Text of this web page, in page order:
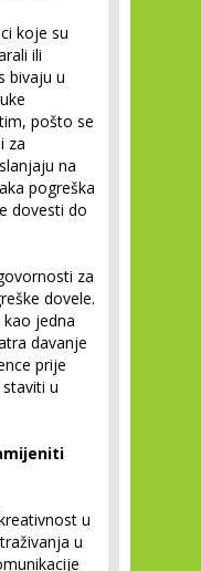
koje su
ili
bivaju u
pošto se
za
na
pogreška
dovesti do
za
dovele.
jedna
davanje
prije
u
u
u